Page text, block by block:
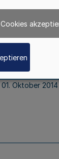
Oktober 2014